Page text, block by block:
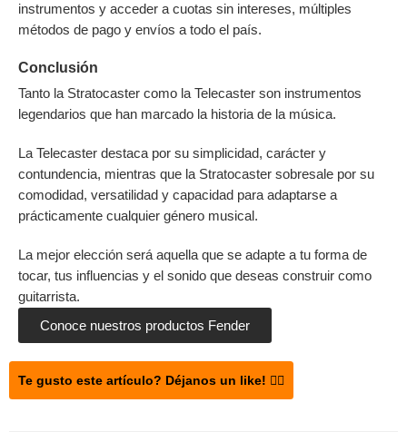
instrumentos y acceder a cuotas sin intereses, múltiples
métodos de pago y envíos a todo el país.
Conclusión
Tanto la Stratocaster como la Telecaster son instrumentos
legendarios que han marcado la historia de la música.
La Telecaster destaca por su simplicidad, carácter y
contundencia, mientras que la Stratocaster sobresale por su
comodidad, versatilidad y capacidad para adaptarse a
prácticamente cualquier género musical.
La mejor elección será aquella que se adapte a tu forma de
tocar, tus influencias y el sonido que deseas construir como
guitarrista.
Conoce nuestros productos Fender
Te gusto este artículo? Déjanos un like! 👍🏻